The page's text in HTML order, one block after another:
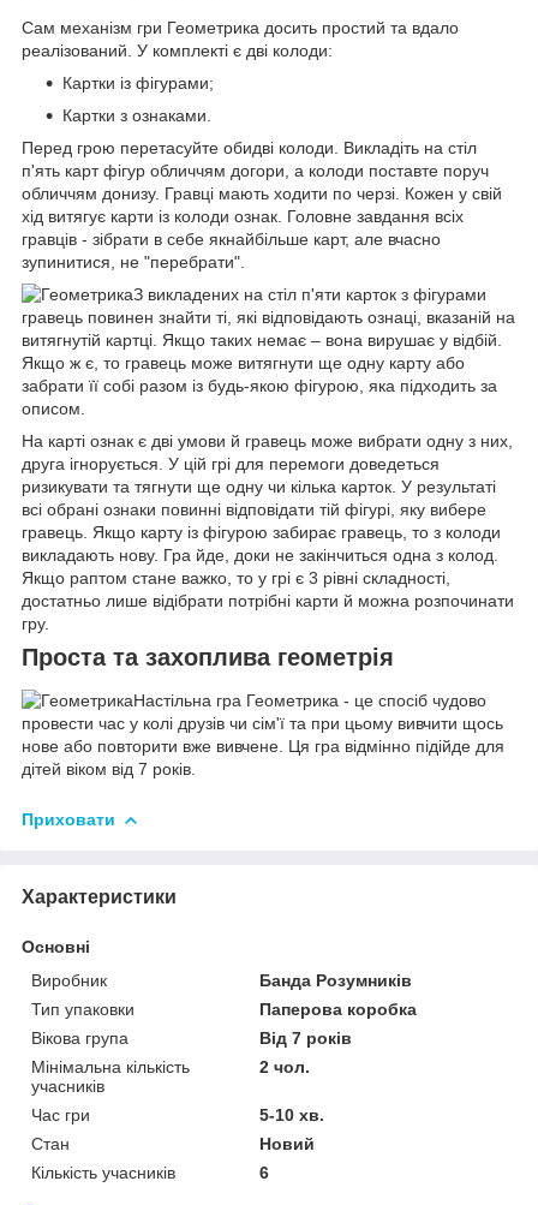
Сам механізм гри Геометрика досить простий та вдало
реалізований. У комплекті є дві колоди:
Картки із фігурами;
Картки з ознаками.
Перед грою перетасуйте обидві колоди. Викладіть на стіл
п'ять карт фігур обличчям догори, а колоди поставте поруч
обличчям донизу. Гравці мають ходити по черзі. Кожен у свій
хід витягує карти із колоди ознак. Головне завдання всіх
гравців - зібрати в себе якнайбільше карт, але вчасно
зупинитися, не "перебрати".
З викладених на стіл п'яти карток з фігурами
гравець повинен знайти ті, які відповідають ознаці, вказаній на
витягнутій картці. Якщо таких немає – вона вирушає у відбій.
Якщо ж є, то гравець може витягнути ще одну карту або
забрати її собі разом із будь-якою фігурою, яка підходить за
описом.
На карті ознак є дві умови й гравець може вибрати одну з них,
друга ігнорується. У цій грі для перемоги доведеться
ризикувати та тягнути ще одну чи кілька карток. У результаті
всі обрані ознаки повинні відповідати тій фігурі, яку вибере
гравець. Якщо карту із фігурою забирає гравець, то з колоди
викладають нову. Гра йде, доки не закінчиться одна з колод.
Якщо раптом стане важко, то у грі є 3 рівні складності,
достатньо лише відібрати потрібні карти й можна розпочинати
гру.
Проста та захоплива геометрія
Настільна гра Геометрика - це спосіб чудово
провести час у колі друзів чи сім'ї та при цьому вивчити щось
нове або повторити вже вивчене. Ця гра відмінно підійде для
дітей віком від 7 років.
Приховати
Характеристики
Основні
Виробник
Банда Розумників
Тип упаковки
Паперова коробка
Вікова група
Від 7 років
Мінімальна кількість
учасників
2 чол.
Час гри
5-10 хв.
Стан
Новий
Кількість учасників
6